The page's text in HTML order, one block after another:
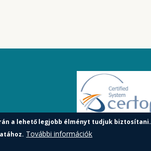
a lehető legjobb élményt tudjuk biztosítani.
További információk